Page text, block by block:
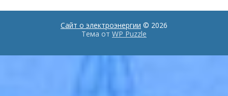
Сайт о электроэнергии © 2026
Тема от WP Puzzle